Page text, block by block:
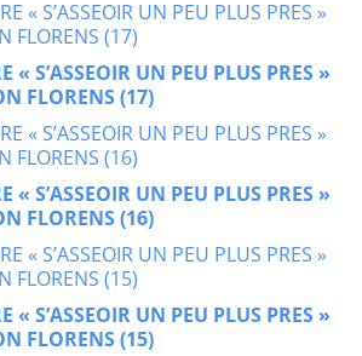
« S’ASSEOIR UN PEU PLUS PRES »
FLORENS (17)
« S’ASSEOIR UN PEU PLUS PRES »
FLORENS (16)
« S’ASSEOIR UN PEU PLUS PRES »
FLORENS (15)